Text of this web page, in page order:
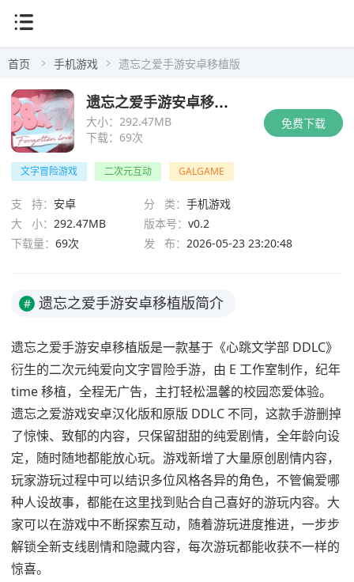
首页 手机游戏 遗忘之爱手游安卓移植版
免费下载
大小： 292.47MB
下载： 69次
遗忘之爱手游安卓移植版
文字冒险游戏 二次元互动 GALGAME
支 持： 安卓 分 类： 手机游戏
大 小： 292.47MB 版本号： v0.2
下载量： 69次 发 布： 2026-05-23 23:20:48
# 遗忘之爱手游安卓移植版简介
遗忘之爱手游安卓移植版是一款基于《心跳文学部 DDLC》
衍生的二次元纯爱向文字冒险手游，由 E 工作室制作，纪年
time 移植，全程无广告，主打轻松温馨的校园恋爱体验。
遗忘之爱游戏安卓汉化版和原版 DDLC 不同，这款手游删掉
了惊悚、致郁的内容，只保留甜甜的纯爱剧情，全年龄向设
定，随时随地都能放心玩。游戏新增了大量原创剧情内容，
玩家游玩过程中可以结识多位风格各异的角色，不管偏爱哪
种人设故事，都能在这里找到贴合自己喜好的游玩内容。大
家可以在游戏中不断探索互动，随着游玩进度推进，一步步
解锁全新支线剧情和隐藏内容，每次游玩都能收获不一样的
惊喜。